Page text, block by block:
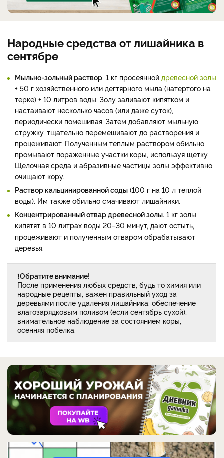
Народные средства от лишайника в
сентябре
Мыльно-зольный раствор. 1 кг просеянной древесной золы
+ 50 г хозяйственного или дегтярного мыла (натертого на
терке) + 10 литров воды. Золу заливают кипятком и
настаивают несколько часов (или даже суток),
периодически помешивая. Затем добавляют мыльную
стружку, тщательно перемешивают до растворения и
процеживают. Полученным теплым раствором обильно
промывают пораженные участки коры, используя щетку.
Щелочная среда и абразивные частицы золы эффективно
очищают кору.
Раствор кальцинированной соды (100 г на 10 л теплой
воды). Им также обильно смачивают лишайники.
Концентрированный отвар древесной золы. 1 кг золы
кипятят в 10 литрах воды 20–30 минут, дают остыть,
процеживают и полученным отваром обрабатывают
деревья.
❗Обратите внимание!
После применения любых средств, будь то химия или
народные рецепты, важен правильный уход за
деревьями после удаления лишайника: обеспечение
влагозарядковым поливом (если сентябрь сухой),
внимательное наблюдение за состоянием коры,
осенняя побелка.